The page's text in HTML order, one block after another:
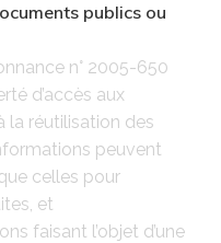
publics ou
n° 2005-650
d’accès aux
la réutilisation des
peuvent
celles pour
et
faisant l’objet d’une